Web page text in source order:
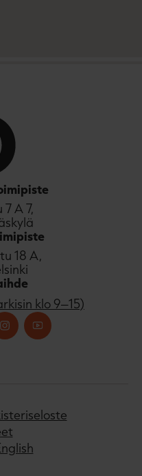
A 7,
18 A,
klo 9–15)